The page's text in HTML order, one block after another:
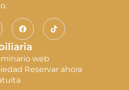
web
Reservar ahora